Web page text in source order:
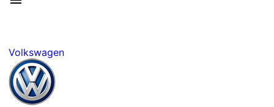
Volkswagen